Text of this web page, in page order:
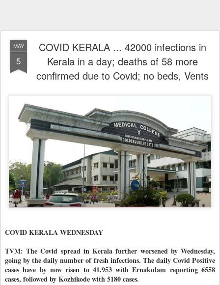
MAY
5
COVID KERALA ... 42000 infections in
Kerala in a day; deaths of 58 more
confirmed due to Covid; no beds, Vents
COVID KERALA WEDNESDAY
TVM: The Covid spread in Kerala further worsened by Wednesday,
going by the daily number of fresh infections. The daily Covid Positive
cases have by now risen to 41,953 with Ernakulam reporting 6558
cases, followed by Kozhikode with 5180 cases.